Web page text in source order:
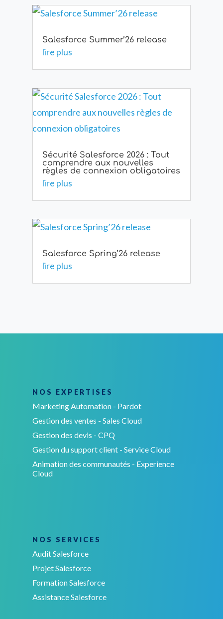
Salesforce Summer’26 release
lire plus
Sécurité Salesforce 2026 : Tout
comprendre aux nouvelles
règles de connexion obligatoires
lire plus
Salesforce Spring’26 release
lire plus
NOS EXPERTISES
Marketing Automation - Pardot
Gestion des ventes - Sales Cloud
Gestion des devis - CPQ
Gestion du support client - Service Cloud
Animation des communautés - Experience
Cloud
NOS SERVICES
Audit Salesforce
Projet Salesforce
Formation Salesforce
Assistance Salesforce